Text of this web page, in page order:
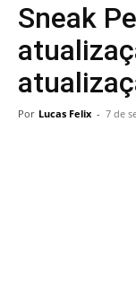
Sneak
Por Lucas Felix - 7 de